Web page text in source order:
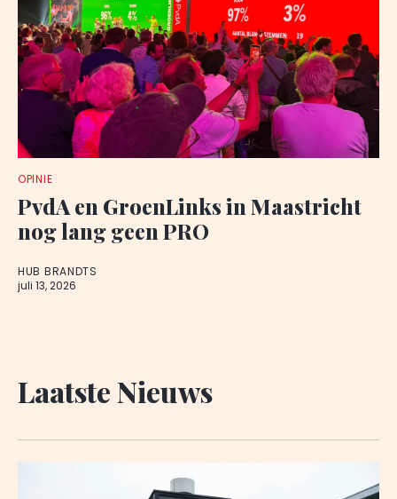
OPINIE
PvdA en GroenLinks in Maastricht
nog lang geen PRO
HUB BRANDTS
juli 13, 2026
Laatste Nieuws